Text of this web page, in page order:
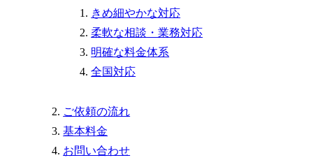
きめ細やかな対応
柔軟な相談・業務対応
明確な料金体系
全国対応
ご依頼の流れ
基本料金
お問い合わせ